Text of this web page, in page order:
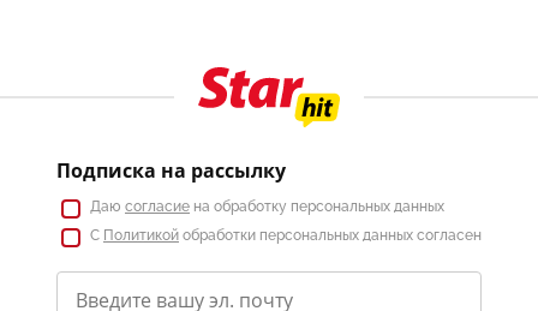
Подписка на рассылку
Даю согласие на обработку персональных данных
С Политикой обработки персональных данных согласен